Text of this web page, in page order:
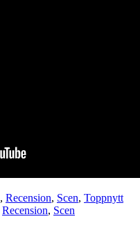
, Recension, Scen, Toppnytt
Recension, Scen